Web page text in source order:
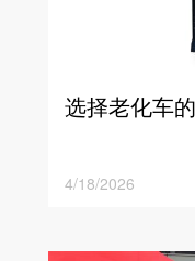
选择老化车
4/18/2026